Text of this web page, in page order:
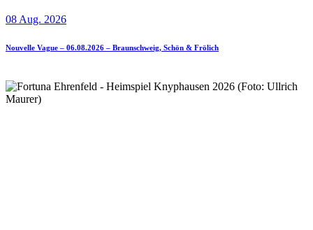
08 Aug. 2026
Nouvelle Vague – 06.08.2026 – Braunschweig, Schön & Frölich